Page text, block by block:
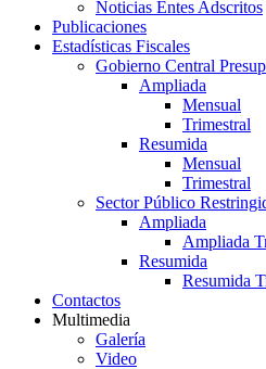
Noticias Entes Adscritos
Publicaciones
Estadísticas Fiscales
Gobierno Central
Ampliada
Mensual
Trimestral
Resumida
Mensual
Trimestral
Sector Público
Ampliada
Ampliada
Resumida
Resumida
Contactos
Multimedia
Galería
Video